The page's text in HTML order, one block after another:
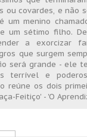
ou covardes, e não
um menino
um sétimo filho.
a exorcizar
que surgem
será grande - ele
terrível e
reúne os dois
Feitiço' - 'O